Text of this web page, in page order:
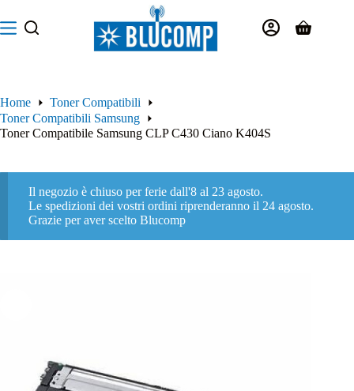
al
contenuto
Carrello
Home
Toner Compatibili
Toner Compatibili Samsung
Toner Compatibile Samsung CLP C430 Ciano K404S
Il negozio è chiuso per ferie dall'8 al 23 agosto.
Le spedizioni dei vostri ordini riprenderanno il 24 agosto.
Grazie per aver scelto Blucomp